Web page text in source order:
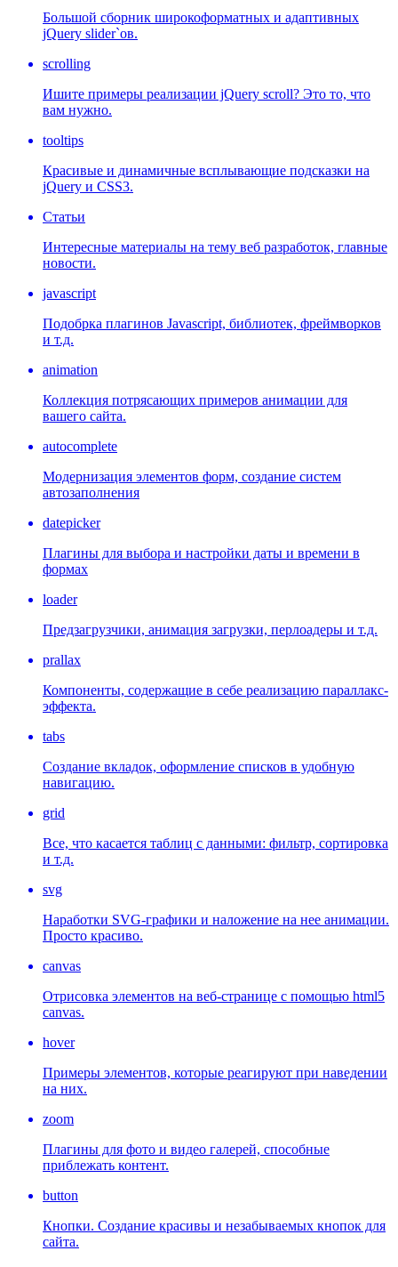
Большой сборник широкоформатных и адаптивных
jQuery slider`ов.
scrolling
Ишите примеры реализации jQuery scroll? Это то, что
вам нужно.
tooltips
Красивые и динамичные всплывающие подсказки на
jQuery и CSS3.
Статьи
Интересные материалы на тему веб разработок, главные
новости.
javascript
Подобрка плагинов Javascript, библиотек, фреймворков
и т.д.
animation
Коллекция потрясающих примеров анимации для
вашего сайта.
autocomplete
Модернизация элементов форм, создание систем
автозаполнения
datepicker
Плагины для выбора и настройки даты и времени в
формах
loader
Предзагрузчики, анимация загрузки, перлоадеры и т.д.
prallax
Компоненты, содержащие в себе реализацию параллакс-
эффекта.
tabs
Создание вкладок, оформление списков в удобную
навигацию.
grid
Все, что касается таблиц с данными: фильтр, сортировка
и т.д.
svg
Наработки SVG-графики и наложение на нее анимации.
Просто красиво.
canvas
Отрисовка элементов на веб-странице с помощью html5
canvas.
hover
Примеры элементов, которые реагируют при наведении
на них.
zoom
Плагины для фото и видео галерей, способные
приблежать контент.
button
Кнопки. Создание красивы и незабываемых кнопок для
сайта.